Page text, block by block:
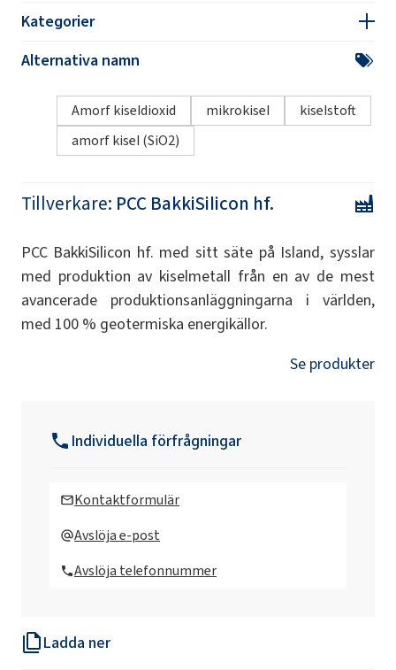
Ladda ner
Kategorier
Alternativa namn
Amorf kiseldioxid mikrokisel
kiselstoft
amorf kisel (SiO2)
Tillverkare: PCC BakkiSilicon hf.
PCC BakkiSilicon hf. med sitt säte på Island, sysslar
med produktion av kiselmetall från en av de mest
avancerade produktionsanläggningarna i världen,
med 100 % geotermiska energikällor.
Se produkter
Individuella förfrågningar
Kontaktformulär
Avslöja e-post
Avslöja telefonnummer